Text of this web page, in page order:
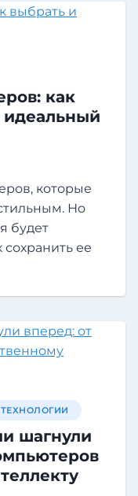
как
идеальный
которые
Но
будет
сохранить ее
ТЕХНОЛОГИИ
шагнули